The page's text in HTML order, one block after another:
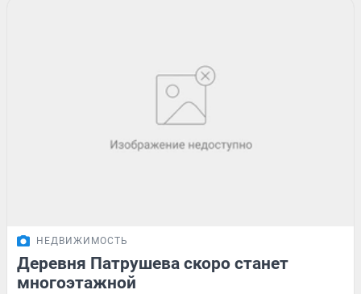
НЕДВИЖИМОСТЬ
Деревня Патрушева скоро станет
многоэтажной